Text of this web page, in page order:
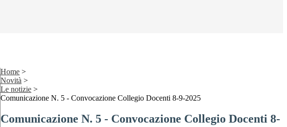
Home >
Novità >
Le notizie >
Comunicazione N. 5 - Convocazione Collegio Docenti 8-9-2025
Comunicazione N. 5 - Convocazione Collegio Docenti 8-